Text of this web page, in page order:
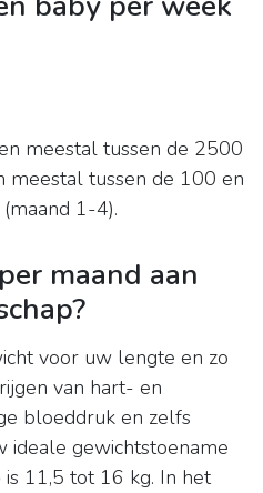
meestal tussen de 2500
tussen de 100 en
(maand 1-4).
maand aan
voor uw lengte en zo
van hart- en
bloeddruk en zelfs
ideale gewichtstoename
is 11,5 tot 16 kg. In het